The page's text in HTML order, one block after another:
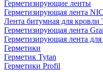
Герметизирующие ленты
Герметизирующая лента
Лента битумная для кровли
Герметизирующая лента
Герметизирующая лента
Герметики
Герметик Tytan
Герметики Profil